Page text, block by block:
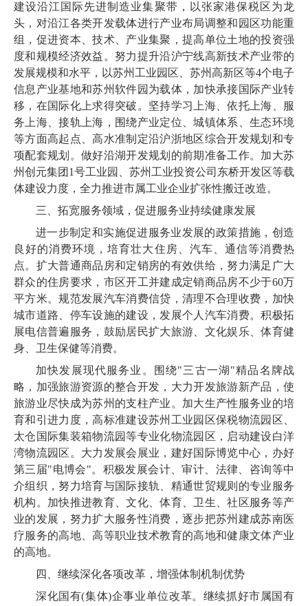
建设沿江国际先进制造业集聚带，以张家港保税区为龙
头，对沿江各类开发载体进行产业布局调整和园区功能重
组，促进资本、技术、产业集聚，提高单位土地的投资强
度和规模经济效益。努力提升沿沪宁线高新技术产业带的
发展规模和水平，以苏州工业园区、苏州高新区等4个电子
信息产业基地和苏州软件园为载体，加快承接国际产业转
移，在国际化上求得突破。坚持学习上海、依托上海、服
务上海、接轨上海，围绕产业定位、城镇体系、生态环境
等方面高起点、高水准制定沿沪浙地区综合开发规划和专
项配套规划。做好沿湖开发规划的前期准备工作。加大苏
州创元集团1号工业园、苏州工业投资公司东桥开发区等载
体建设力度，全力推进市属工业企业扩张性搬迁改造。
三、拓宽服务领域，促进服务业持续健康发展
进一步制定和实施促进服务业发展的政策措施，创造
良好的消费环境，培育壮大住房、汽车、通信等消费热
点。扩大普通商品房和定销房的有效供给，努力满足广大
群众的住房要求，市区开工并建成定销商品房不少于60万
平方米。规范发展汽车消费信贷，清理不合理收费，加快
城市道路、停车设施的建设，发展个人汽车消费。积极拓
展电信普遍服务，鼓励居民扩大旅游、文化娱乐、体育健
身、卫生保健等消费。
加快发展现代服务业。围绕"三古一湖"精品名牌战
略，加强旅游资源的整合开发，大力开发旅游新产品，使
旅游业尽快成为苏州的支柱产业。加大生产性服务业的培
育和引进力度，高标准建设苏州工业园区保税物流园区、
太仓国际集装箱物流园等专业化物流园区，启动建设白洋
湾物流园区。大力发展会展业，建好国际博览中心，办好
第三届"电博会"。积极发展会计、审计、法律、咨询等中
介组织，努力培育与国际接轨、精通世贸规则的专业服务
机构。加快推进教育、文化、体育、卫生、社区服务等产
业的发展，努力扩大服务性消费，逐步把苏州建成苏南医
疗服务的高地、高等职业技术教育的高地和健康文体产业
的高地。
四、继续深化各项改革，增强体制机制优势
深化国有(集体)企事业单位改革。继续抓好市属国有